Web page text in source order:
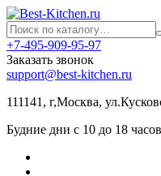
+7-495-909-95-97
Заказать звонок
support@best-kitchen.ru
111141, г,Москва,
Будние дни с 10 до 18 часов